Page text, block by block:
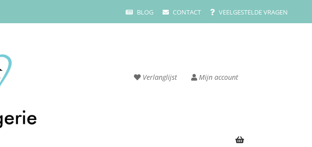
BLOG CONTACT VEELGESTELDE VRAGEN
Verlanglijst Mijn account